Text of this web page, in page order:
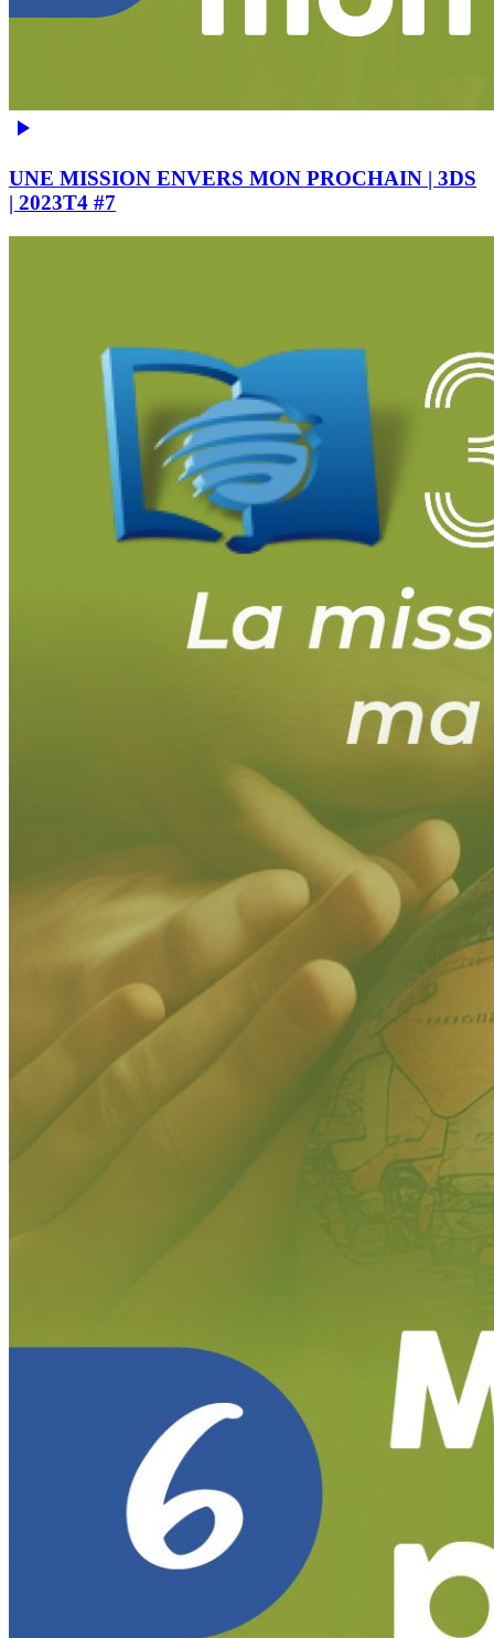
UNE MISSION ENVERS MON PROCHAIN | 3DS
| 2023T4 #7